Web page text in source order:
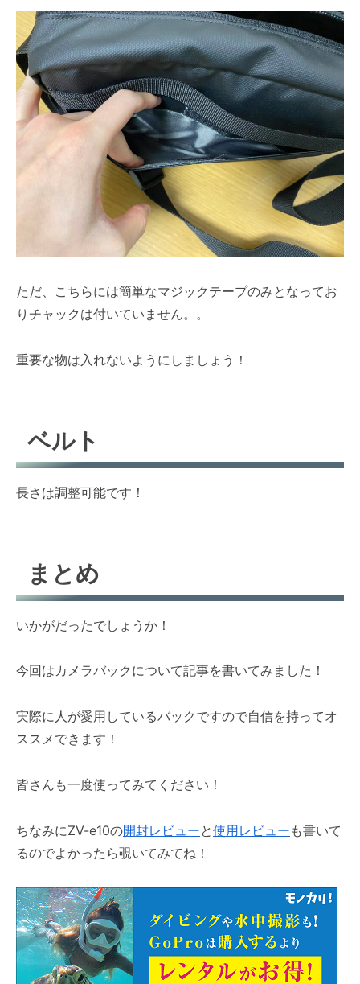
ただ、こちらには簡単なマジックテープのみとなってお
りチャックは付いていません。。
重要な物は入れないようにしましょう！
ベルト
長さは調整可能です！
まとめ
いかがだったでしょうか！
今回はカメラバックについて記事を書いてみました！
実際に人が愛用しているバックですので自信を持ってオ
ススメできます！
皆さんも一度使ってみてください！
ちなみにZV-e10の開封レビューと使用レビュー も書いて
るのでよかったら覗いてみてね！